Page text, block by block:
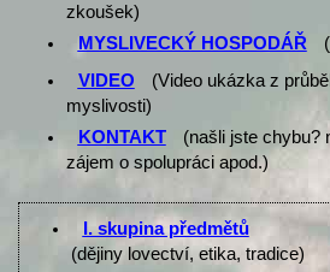
zkoušek)
MYSLIVECKÝ HOSPODÁŘ
(
VIDEO
(Video ukázka z
myslivosti)
KONTAKT
(našli jste chybu?
zájem o spolupráci apod.)
I. skupina předmětů
(dějiny lovectví, etika, tradice)